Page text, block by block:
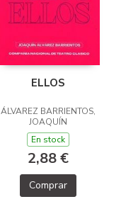
ELLOS
ÁLVAREZ BARRIENTOS,
JOAQUÍN
En stock
2,88 €
Comprar